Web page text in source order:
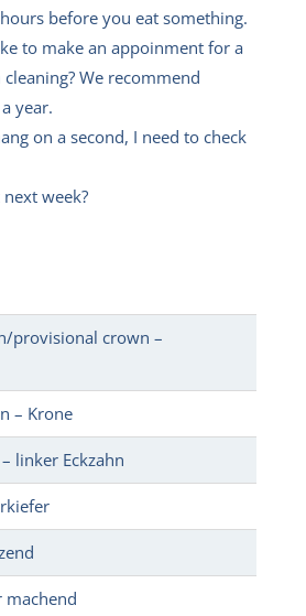
before you eat something.
to make an appoinment for a
We recommend
year.
on a second, I need to check
week?
provisional crown –
– Krone
linker Eckzahn
machend